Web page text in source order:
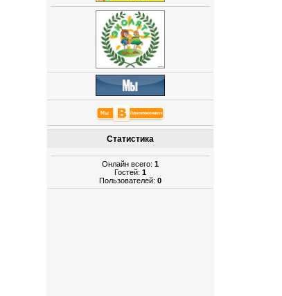
Статистика
Онлайн всего:1
Гостей:1
Пользователей:0